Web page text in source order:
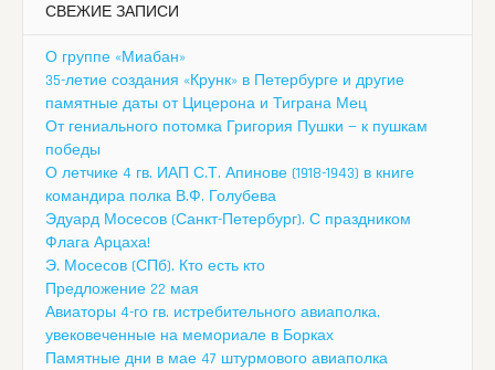
СВЕЖИЕ ЗАПИСИ
О группе «Миабан»
35-летие создания «Крунк» в Петербурге и другие
памятные даты от Цицерона и Тиграна Мец
От гениального потомка Григория Пушки — к пушкам
победы
О летчике 4 гв. ИАП С.Т. Апинове (1918-1943) в книге
командира полка В.Ф. Голубева
Эдуард Мосесов (Санкт-Петербург). С праздником
Флага Арцаха!
Э. Мосесов (СПб). Кто есть кто
Предложение 22 мая
Авиаторы 4-го гв. истребительного авиаполка,
увековеченные на мемориале в Борках
Памятные дни в мае 47 штурмового авиаполка